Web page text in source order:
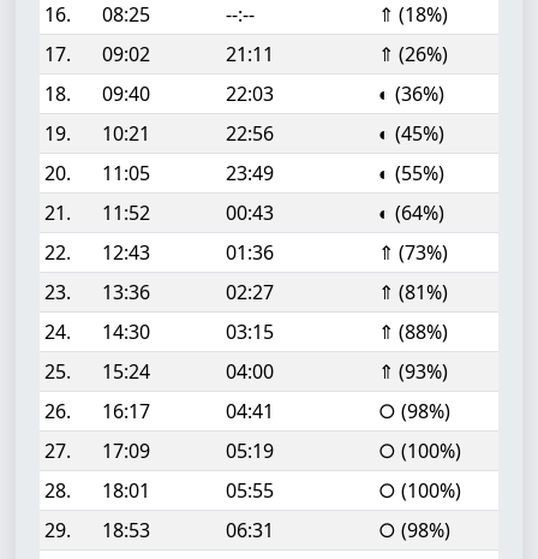
16.
08:25 --:--
⇑ (18%)
17.
09:02 21:11
⇑ (26%)
18.
09:40 22:03
◐ (36%)
19.
10:21 22:56
◐ (45%)
20.
11:05 23:49
◐ (55%)
21.
11:52 00:43
◐ (64%)
22.
12:43 01:36
⇑ (73%)
23.
13:36 02:27
⇑ (81%)
24.
14:30 03:15
⇑ (88%)
25.
15:24 04:00
⇑ (93%)
26.
16:17 04:41
○ (98%)
27.
17:09 05:19
○ (100%)
28.
18:01 05:55
○ (100%)
29.
18:53 06:31
○ (98%)